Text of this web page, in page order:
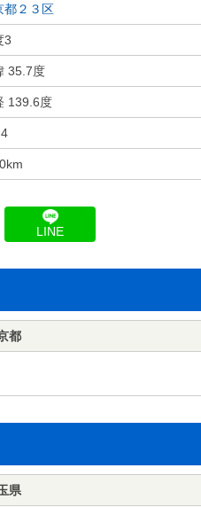
都２３区
3
35.7度
139.6度
LINE
都
県